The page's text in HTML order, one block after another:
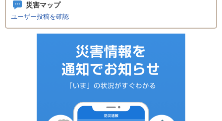
災害マップ
ユーザー投稿を確認